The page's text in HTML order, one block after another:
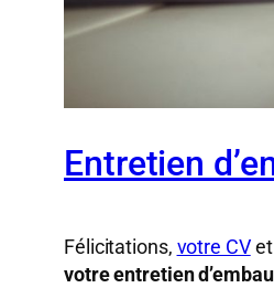
Entretien
Félicitations, votre CV
votre entretien